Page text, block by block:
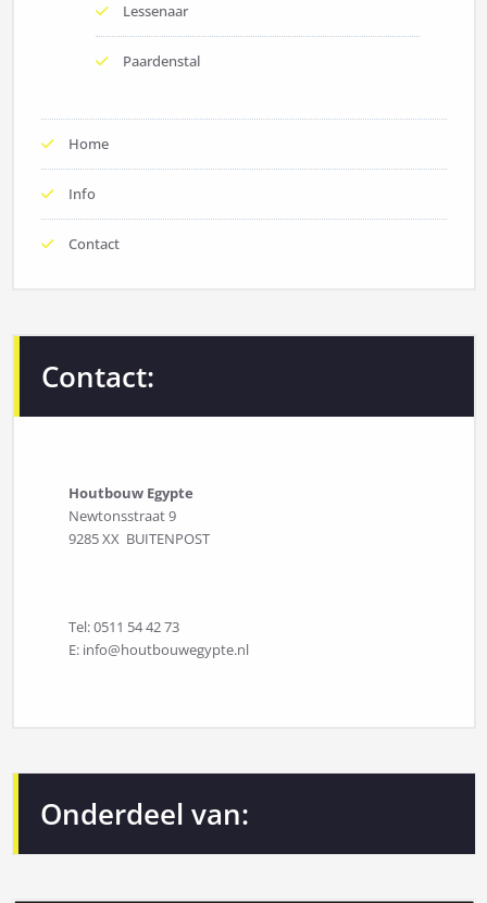
Lessenaar
Paardenstal
Home
Info
Contact
Contact:
Houtbouw Egypte
Newtonsstraat 9
9285 XX BUITENPOST
Tel: 0511 54 42 73
E: info@houtbouwegypte.nl
Onderdeel van: